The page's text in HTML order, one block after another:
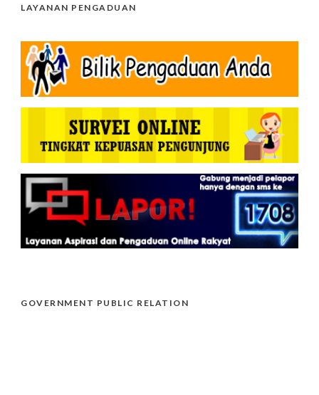
LAYANAN PENGADUAN
GOVERNMENT PUBLIC RELATION